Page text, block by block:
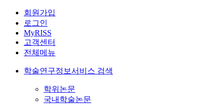
회원가입
로그인
MyRISS
고객센터
전체메뉴
학술연구정보서비스 검색
학위논문
국내학술논문